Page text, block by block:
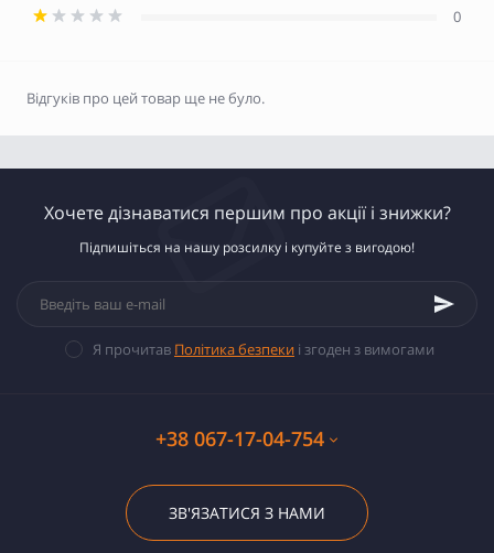
0
Відгуків про цей товар ще не було.
Хочете дізнаватися першим про акції і знижки?
Підпишіться на нашу розсилку і купуйте з вигодою!
Я прочитав Політика безпеки і згоден з вимогами
+38 067-17-04-754
ЗВ'ЯЗАТИСЯ З НАМИ